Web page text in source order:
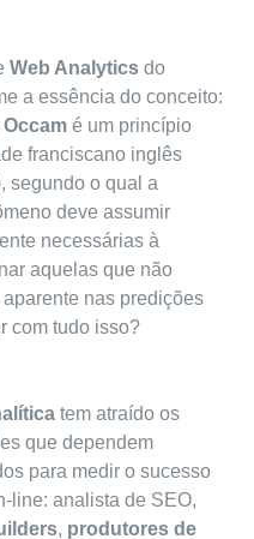
Web Analytics do
a essência do conceito:
Occam é um princípio
franciscano inglês
segundo o qual a
deve assumir
necessárias à
aquelas que não
nas predições
com tudo isso?
tem atraído os
que dependem
para medir o sucesso
line: analista de SEO,
, produtores de